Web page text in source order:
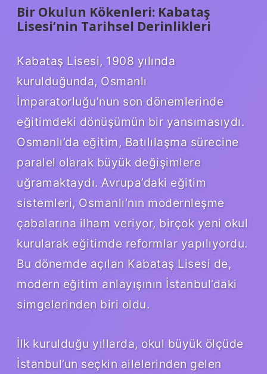
Bir Okulun Kökenleri: Kabataş
Lisesi’nin Tarihsel Derinlikleri
Kabataş Lisesi, 1908 yılında
kurulduğunda, Osmanlı
İmparatorluğu’nun son dönemlerinde
eğitimdeki dönüşümün bir yansımasıydı.
Osmanlı’da eğitim, Batılılaşma sürecine
paralel olarak büyük değişimlere
uğramaktaydı. Avrupa’daki eğitim
sistemleri, Osmanlı’nın modernleşme
çabalarına ilham veriyor, birçok yeni okul
kurularak eğitimde reformlar yapılıyordu.
Bu dönemde açılan Kabataş Lisesi de,
modern eğitim anlayışının İstanbul’daki
simgelerinden biri oldu.
İlk kurulduğu yıllarda, okul büyük ölçüde
İstanbul’un seçkin ailelerinden gelen